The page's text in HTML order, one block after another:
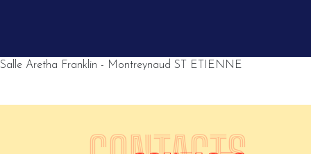
Salle Aretha Franklin - Montreynaud ST ETIENNE